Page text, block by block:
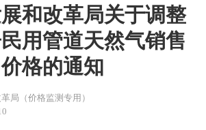
和改革局关于调整
用管道天然气销售
价格的通知
局（价格监测专用）